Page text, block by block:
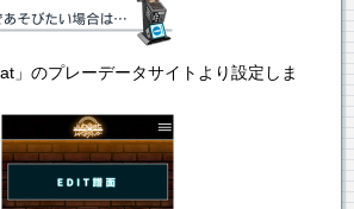
」のプレーデータサイトより設定しま